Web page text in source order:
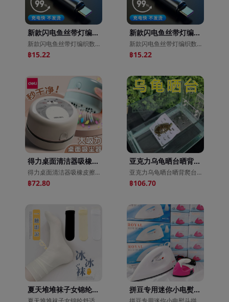
新款闪电鱼丝带灯编织数据线适用苹果安卓typec40W华为手机充电线
新款闪电鱼丝带灯编织数据线适用苹果安卓typec40W华为手机充电线
฿15.22
新款闪电鱼丝带灯编织数据线适用苹果安卓typec40W华为手机充电线
新款闪电鱼丝带灯编织数据线适用苹果安卓typec40W华为手机充电线
฿15.22
得力桌面清洁器吸橡皮擦屑吸尘器学生用迷你儿童大吸力充电吸灰
得力桌面清洁器吸橡皮擦屑吸尘器学生用迷你儿童大吸力充电吸灰
฿72.80
亚克力乌龟晒台晒背爬台挂壁挂钩龟缸箱爬坡爬架水族箱浮岛高水位
亚克力乌龟晒台晒背爬台挂壁挂钩龟缸箱爬坡爬架水族箱浮岛高水位
฿106.70
夏天堆堆袜子女锦纶舒适透气冰丝袜日系糖果色薄款中筒袜冰冰袜子 拼豆专用迷你小电熨斗拼拼豆干式熨斗手工烫钻娃衣diy烫画